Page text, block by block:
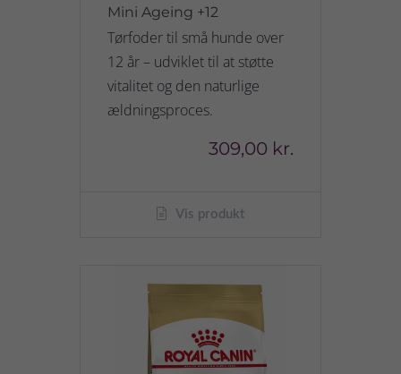
Mini Ageing +12
Tørfoder til små hunde over
12 år – udviklet til at støtte
vitalitet og den naturlige
ældningsproces.
309,00 kr.
Vis produkt